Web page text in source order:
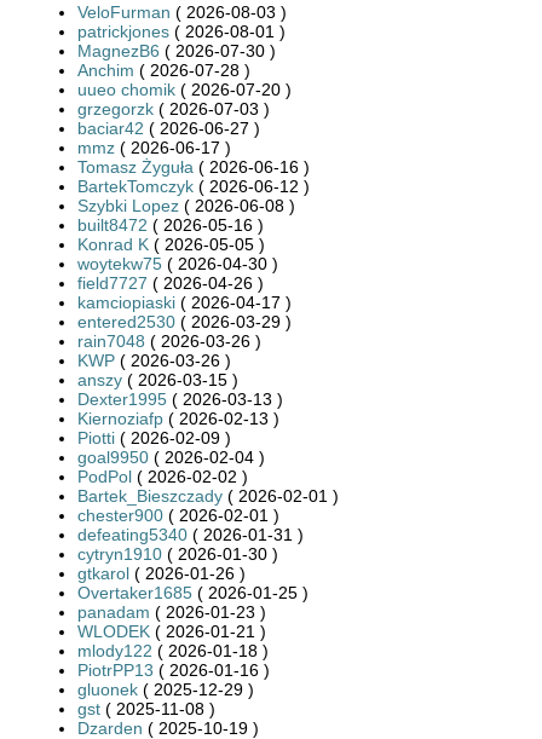
VeloFurman ( 2026-08-03 )
patrickjones ( 2026-08-01 )
MagnezB6 ( 2026-07-30 )
Anchim ( 2026-07-28 )
uueo chomik ( 2026-07-20 )
grzegorzk ( 2026-07-03 )
baciar42 ( 2026-06-27 )
mmz ( 2026-06-17 )
Tomasz Żyguła ( 2026-06-16 )
BartekTomczyk ( 2026-06-12 )
Szybki Lopez ( 2026-06-08 )
built8472 ( 2026-05-16 )
Konrad K ( 2026-05-05 )
woytekw75 ( 2026-04-30 )
field7727 ( 2026-04-26 )
kamciopiaski ( 2026-04-17 )
entered2530 ( 2026-03-29 )
rain7048 ( 2026-03-26 )
KWP ( 2026-03-26 )
anszy ( 2026-03-15 )
Dexter1995 ( 2026-03-13 )
Kiernoziafp ( 2026-02-13 )
Piotti ( 2026-02-09 )
goal9950 ( 2026-02-04 )
PodPol ( 2026-02-02 )
Bartek_Bieszczady ( 2026-02-01 )
chester900 ( 2026-02-01 )
defeating5340 ( 2026-01-31 )
cytryn1910 ( 2026-01-30 )
gtkarol ( 2026-01-26 )
Overtaker1685 ( 2026-01-25 )
panadam ( 2026-01-23 )
WLODEK ( 2026-01-21 )
mlody122 ( 2026-01-18 )
PiotrPP13 ( 2026-01-16 )
gluonek ( 2025-12-29 )
gst ( 2025-11-08 )
Dzarden ( 2025-10-19 )